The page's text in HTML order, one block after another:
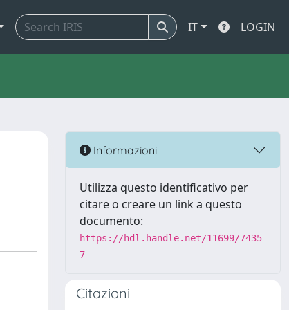
IT LOGIN
Informazioni
Utilizza questo identificativo per
citare o creare un link a questo
documento:
https://hdl.handle.net/11699/7435
7
Citazioni